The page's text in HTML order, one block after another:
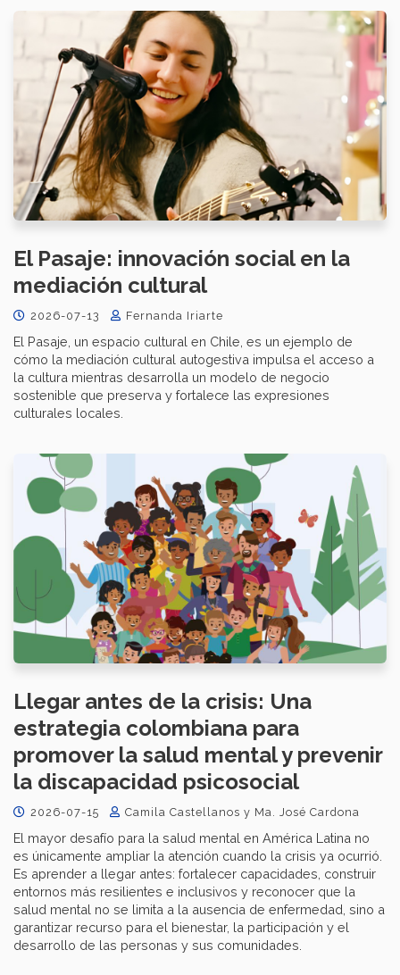
El Pasaje: innovación social en la
mediación cultural
2026-07-13 Fernanda Iriarte
El Pasaje, un espacio cultural en Chile, es un ejemplo de
cómo la mediación cultural autogestiva impulsa el acceso a
la cultura mientras desarrolla un modelo de negocio
sostenible que preserva y fortalece las expresiones
culturales locales.
Llegar antes de la crisis: Una
estrategia colombiana para
promover la salud mental y prevenir
la discapacidad psicosocial
2026-07-15 Camila Castellanos y Ma. José Cardona
El mayor desafío para la salud mental en América Latina no
es únicamente ampliar la atención cuando la crisis ya ocurrió.
Es aprender a llegar antes: fortalecer capacidades, construir
entornos más resilientes e inclusivos y reconocer que la
salud mental no se limita a la ausencia de enfermedad, sino a
garantizar recurso para el bienestar, la participación y el
desarrollo de las personas y sus comunidades.